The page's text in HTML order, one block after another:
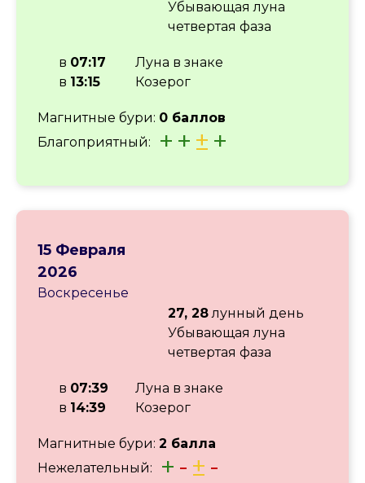
Убывающая луна
четвертая фаза
в 07:17
в 13:15
Луна в знаке
Козерог
Магнитные бури: 0 баллов
Благоприятный:
+ + ± +
15 Февраля
2026
Воскресенье
27, 28 лунный день
Убывающая луна
четвертая фаза
в 07:39
в 14:39
Луна в знаке
Козерог
Магнитные бури: 2 балла
Нежелательный:
+ - ± -